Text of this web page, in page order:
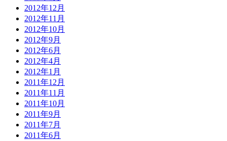
2012年12月
2012年11月
2012年10月
2012年9月
2012年6月
2012年4月
2012年1月
2011年12月
2011年11月
2011年10月
2011年9月
2011年7月
2011年6月